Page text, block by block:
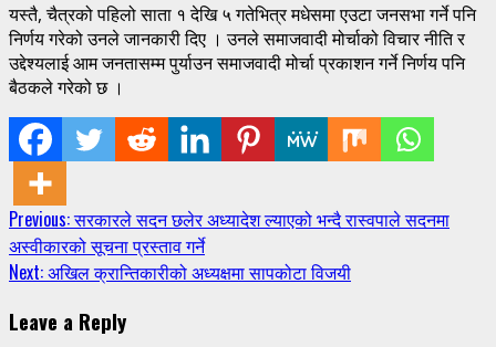
यस्तै, चैत्रको पहिलो साता १ देखि ५ गतेभित्र मधेसमा एउटा जनसभा गर्ने पनि
निर्णय गरेको उनले जानकारी दिए । उनले समाजवादी मोर्चाको विचार नीति र
उद्देश्यलाई आम जनतासम्म पुर्याउन समाजवादी मोर्चा प्रकाशन गर्ने निर्णय पनि
बैठकले गरेको छ ।
Continue
Reading
Previous:सरकारले सदन छलेर अध्यादेश ल्याएको भन्दै रास्वपाले सदनमा
अस्वीकारको सूचना प्रस्ताव गर्ने
Next:अखिल क्रान्तिकारीको अध्यक्षमा सापकोटा विजयी
Leave a Reply